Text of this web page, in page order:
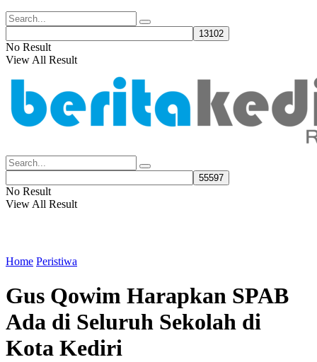
No Result
View All Result
No Result
View All Result
Home Peristiwa
Gus Qowim Harapkan SPAB
Ada di Seluruh Sekolah di
Kota Kediri